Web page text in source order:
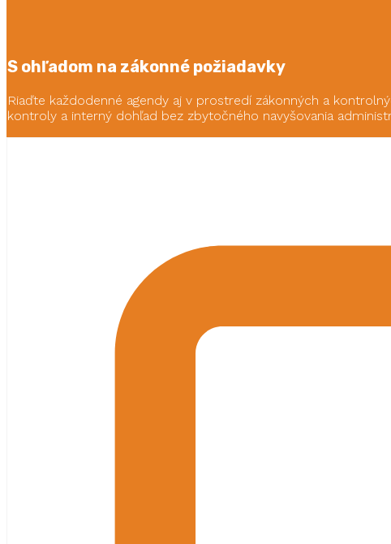
S ohľadom na zákonné požiadavky
Riaďte každodenné agendy aj v prostredí zákonných a
kontroly a interný dohľad bez zbytočného navyšovania